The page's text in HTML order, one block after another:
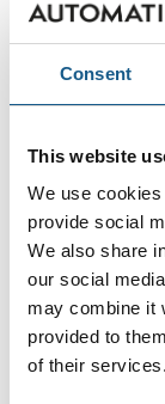
Consent
This website
We use
provide social
We also share
our social
may combine it
provided to
of their services.
Roxtec
Roxtec leverer
Vi udvikler,
stabile vækst
stærke værdier,
har bragt